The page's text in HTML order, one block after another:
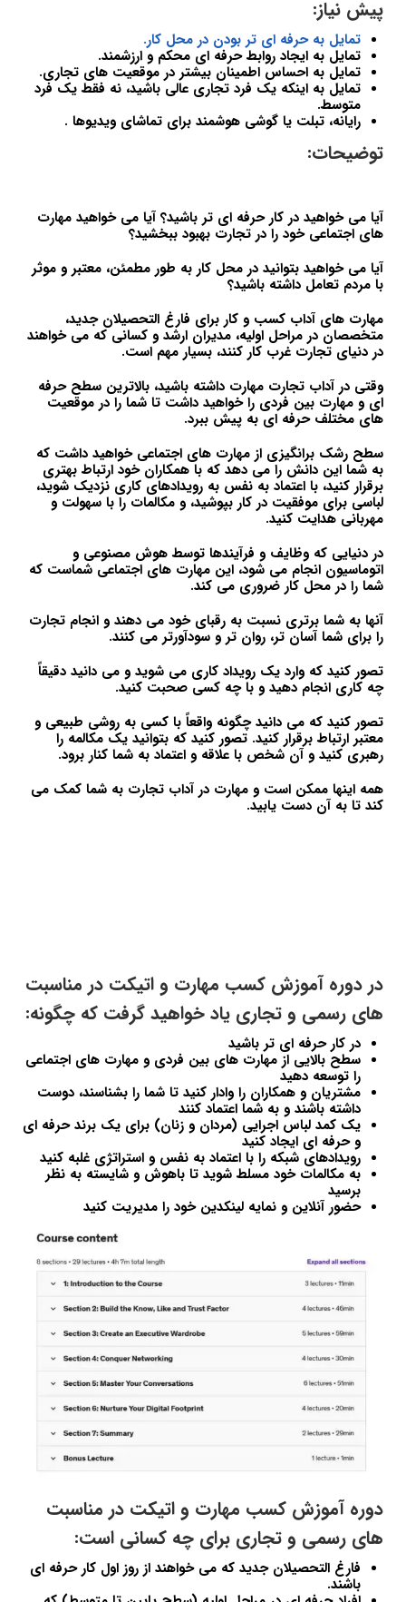
پیش نیاز:
تمایل به حرفه ای تر بودن در محل کار.
تمایل به ایجاد روابط حرفه ای محکم و ارزشمند.
تمایل به احساس اطمینان بیشتر در موقعیت های تجاری.
تمایل به اینکه یک فرد تجاری عالی باشید، نه فقط یک فرد
متوسط.
رایانه، تبلت یا گوشی هوشمند برای تماشای ویدیوها .
توضیحات:
آیا می خواهید در کار حرفه ای تر باشید؟ آیا می خواهید مهارت
های اجتماعی خود را در تجارت بهبود ببخشید؟
آیا می خواهید بتوانید در محل کار به طور مطمئن، معتبر و موثر
با مردم تعامل داشته باشید؟
مهارت های آداب کسب و کار برای فارغ التحصیلان جدید،
متخصصان در مراحل اولیه، مدیران ارشد و کسانی که می خواهند
در دنیای تجارت غرب کار کنند، بسیار مهم است.
وقتی در آداب تجارت مهارت داشته باشید، بالاترین سطح حرفه
ای و مهارت بین فردی را خواهید داشت تا شما را در موقعیت
های مختلف حرفه ای به پیش ببرد.
سطح رشک برانگیزی از مهارت های اجتماعی خواهید داشت که
به شما این دانش را می دهد که با همکاران خود ارتباط بهتری
برقرار کنید، با اعتماد به نفس به رویدادهای کاری نزدیک شوید،
لباسی برای موفقیت در کار بپوشید، و مکالمات را با سهولت و
مهربانی هدایت کنید.
در دنیایی که وظایف و فرآیندها توسط هوش مصنوعی و
اتوماسیون انجام می شود، این مهارت های اجتماعی شماست که
شما را در محل کار ضروری می کند.
آنها به شما برتری نسبت به رقبای خود می دهند و انجام تجارت
را برای شما آسان تر، روان تر و سودآورتر می کنند.
تصور کنید که وارد یک رویداد کاری می شوید و می دانید دقیقاً
چه کاری انجام دهید و با چه کسی صحبت کنید.
تصور کنید که می دانید چگونه واقعاً با کسی به روشی طبیعی و
معتبر ارتباط برقرار کنید. تصور کنید که بتوانید یک مکالمه را
رهبری کنید و آن شخص با علاقه و اعتماد به شما کنار برود.
همه اینها ممکن است و مهارت در آداب تجارت به شما کمک می
کند تا به آن دست یابید.
در دوره آموزش کسب مهارت و اتیکت در مناسبت
های رسمی و تجاری یاد خواهید گرفت که چگونه:
در کار حرفه ای تر باشید
سطح بالایی از مهارت های بین فردی و مهارت های اجتماعی
را توسعه دهید
مشتریان و همکاران را وادار کنید تا شما را بشناسند، دوست
داشته باشند و به شما اعتماد کنند
یک کمد لباس اجرایی (مردان و زنان) برای یک برند حرفه ای
و حرفه ای ایجاد کنید
رویدادهای شبکه را با اعتماد به نفس و استراتژی غلبه کنید
به مکالمات خود مسلط شوید تا باهوش و شایسته به نظر
برسید
حضور آنلاین و نمایه لینکدین خود را مدیریت کنید
دوره آموزش کسب مهارت و اتیکت در مناسبت
های رسمی و تجاری برای چه کسانی است:
فارغ التحصیلان جدید که می خواهند از روز اول کار حرفه ای
باشند.